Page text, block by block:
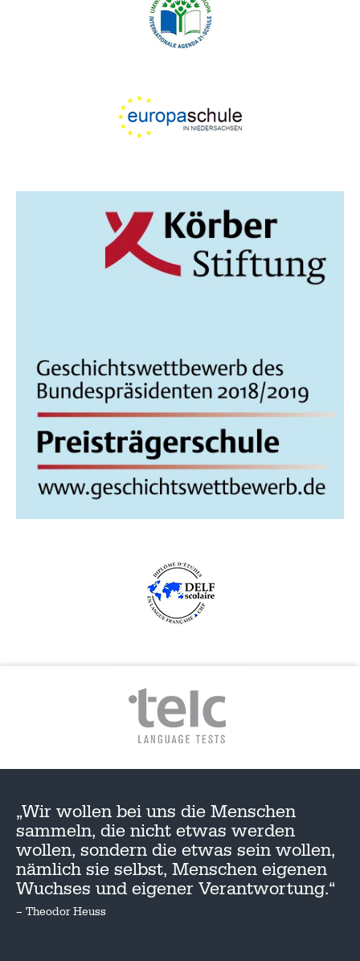
„Wir wollen bei uns die Menschen
sammeln, die nicht etwas werden
wollen, sondern die etwas sein wollen,
nämlich sie selbst, Menschen eigenen
Wuchses und eigener Verantwortung.“
– Theodor Heuss